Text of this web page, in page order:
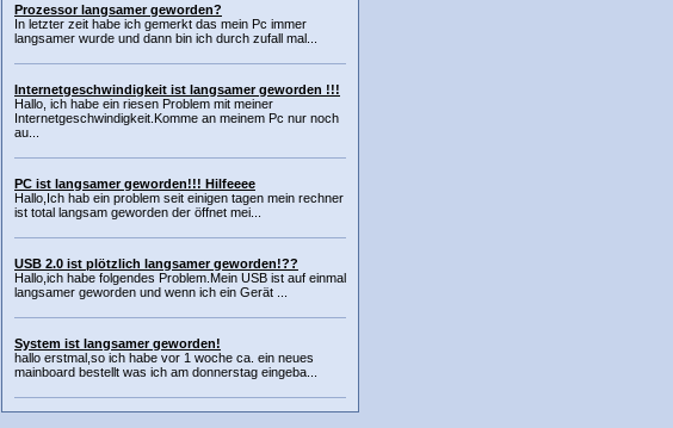
Prozessor langsamer geworden?
In letzter zeit habe ich gemerkt das mein Pc immer
langsamer wurde und dann bin ich durch zufall mal...
Internetgeschwindigkeit ist langsamer geworden !!!
Hallo, ich habe ein riesen Problem mit meiner
Internetgeschwindigkeit.Komme an meinem Pc nur noch
au...
PC ist langsamer geworden!!! Hilfeeee
Hallo,Ich hab ein problem seit einigen tagen mein rechner
ist total langsam geworden der öffnet mei...
USB 2.0 ist plötzlich langsamer geworden!??
Hallo,ich habe folgendes Problem.Mein USB ist auf einmal
langsamer geworden und wenn ich ein Gerät ...
System ist langsamer geworden!
hallo erstmal,so ich habe vor 1 woche ca. ein neues
mainboard bestellt was ich am donnerstag eingeba...